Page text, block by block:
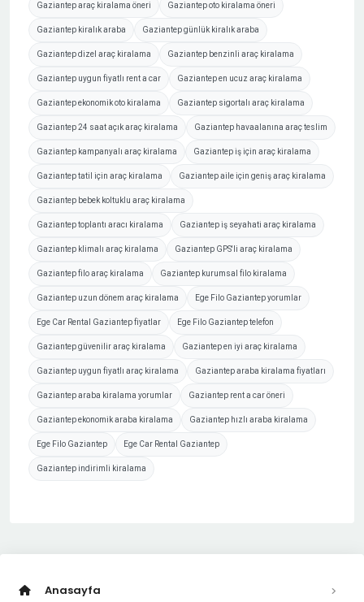
Gaziantep araç kiralama öneri Gaziantep oto kiralama öneri
Gaziantep kiralık araba Gaziantep günlük kiralık araba
Gaziantep dizel araç kiralama Gaziantep benzinli araç kiralama
Gaziantep uygun fiyatlı rent a car Gaziantep en ucuz araç kiralama
Gaziantep ekonomik oto kiralama Gaziantep sigortalı araç kiralama
Gaziantep 24 saat açık araç kiralama Gaziantep havaalanına araç teslim
Gaziantep kampanyalı araç kiralama Gaziantep iş için araç kiralama
Gaziantep tatil için araç kiralama Gaziantep aile için geniş araç kiralama
Gaziantep bebek koltuklu araç kiralama
Gaziantep toplantı aracı kiralama Gaziantep iş seyahati araç kiralama
Gaziantep klimalı araç kiralama Gaziantep GPS'li araç kiralama
Gaziantep filo araç kiralama Gaziantep kurumsal filo kiralama
Gaziantep uzun dönem araç kiralama Ege Filo Gaziantep yorumlar
Ege Car Rental Gaziantep fiyatlar Ege Filo Gaziantep telefon
Gaziantep güvenilir araç kiralama Gaziantep en iyi araç kiralama
Gaziantep uygun fiyatlı araç kiralama Gaziantep araba kiralama fiyatları
Gaziantep araba kiralama yorumlar Gaziantep rent a car öneri
Gaziantep ekonomik araba kiralama Gaziantep hızlı araba kiralama
Ege Filo Gaziantep Ege Car Rental Gaziantep
Gaziantep indirimli kiralama
Anasayfa